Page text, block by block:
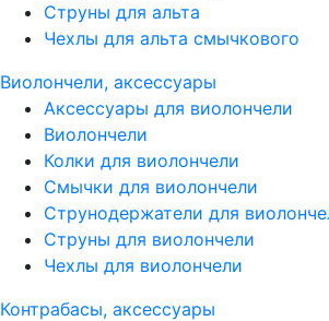
Струны для альта
Чехлы для альта смычкового
Виолончели, аксессуары
Аксессуары для виолончели
Виолончели
Колки для виолончели
Смычки для виолончели
Струнодержатели для
Струны для виолончели
Чехлы для виолончели
Контрабасы, аксессуары